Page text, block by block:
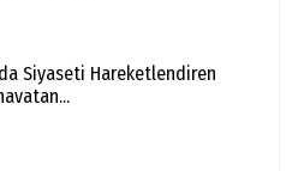
Siyaseti Hareketlendiren